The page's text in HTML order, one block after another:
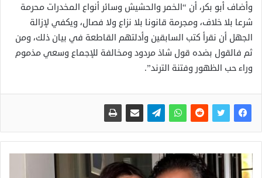
وأضاف أبو بكر، أن “الخمر والحشيش وسائر أنواع المخدرات محرمة
شرعا بلا خلاف، ومجرمة قانونا بلا نزاع ولا فصال، ويكفي لإزالة
الجهل أن نقرأ كتب السابقين وأدلتهم القاطعة في بيان ذلك، ومن
ثم فالقول بضده قول شاذ مردود ومخالفة للإجماع وسعي مذموم
وراء حب الظهور وفتنة الترند”.